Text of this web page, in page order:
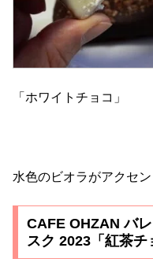
「ホワイトチョコ」
水色のビオラがアクセ
CAFE OHZAN バ
スク 2023「紅茶チ